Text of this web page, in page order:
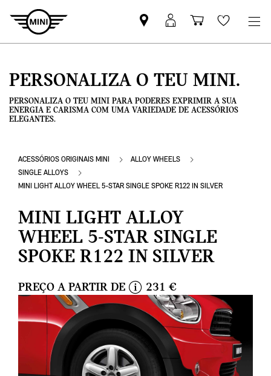
Pesquisar
parceiro
Iniciar
sessão
Carrinho
de
Wishlist
PERSONALIZA O TEU MINI.
PERSONALIZA O TEU MINI PARA PODERES EXPRIMIR A SUA
ENERGIA E CARISMA COM UMA VARIEDADE DE ACESSÓRIOS
ELEGANTES.
ACESSÓRIOS ORIGINAIS MINI
ALLOY WHEELS
SINGLE ALLOYS
MINI LIGHT ALLOY WHEEL 5-STAR SINGLE SPOKE R122 IN SILVER
MINI LIGHT ALLOY
WHEEL 5-STAR SINGLE
SPOKE R122 IN SILVER
PREÇO A PARTIR DE
i
f
231 €